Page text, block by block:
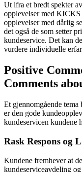
Ut ifra et bredt spekter
opplevelser med KICKS
opplevelser med dårlig
det også de som setter
kundeservice. Det kan
vurdere individuelle
Positive
Comments
Et gjennomgående
er den gode
kundeservicen kundene
Rask Respons og
Kundene fremhever at
kundeserviceavdeling